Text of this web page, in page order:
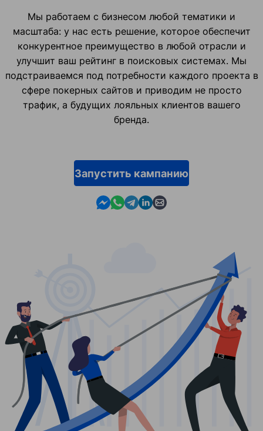
Мы работаем с бизнесом любой тематики и
масштаба: у нас есть решение, которое обеспечит
конкурентное преимущество в любой отрасли и
улучшит ваш рейтинг в поисковых системах. Мы
подстраиваемся под потребности каждого проекта в
сфере покерных сайтов и приводим не просто
трафик, а будущих лояльных клиентов вашего
бренда.
Запустить кампанию
Contact us in Messenger
Contact us in WhatsApp
Contact us in Telegram
Contact us in Linkedin
Contact us by email